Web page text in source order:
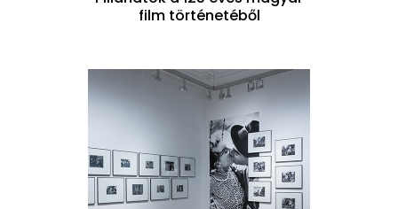
film történetéből